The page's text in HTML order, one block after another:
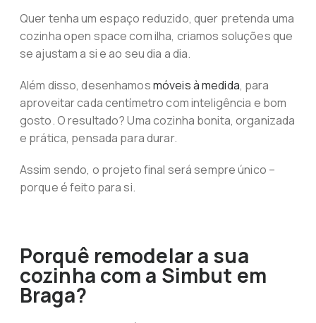
Quer tenha um espaço reduzido, quer pretenda uma
cozinha open space com ilha, criamos soluções que
se ajustam a si e ao seu dia a dia.
Além disso, desenhamosmóveis à medida, para
aproveitar cada centímetro com inteligência e bom
gosto. O resultado? Uma cozinha bonita, organizada
e prática, pensada para durar.
Assim sendo, o projeto final será sempre único –
porque é feito para si.
Porquê remodelar a sua
cozinha com a Simbut em
Braga?